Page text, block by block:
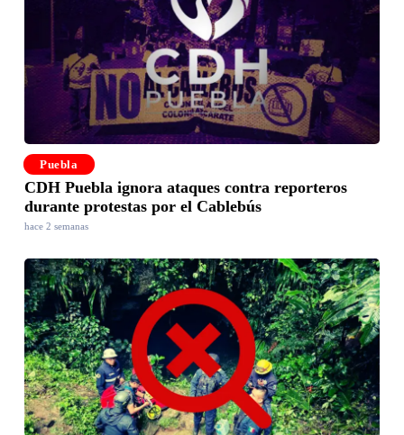
Puebla
CDH Puebla ignora ataques contra reporteros
durante protestas por el Cablebús
hace 2 semanas